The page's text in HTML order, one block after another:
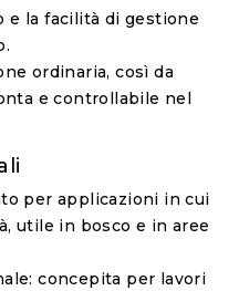
e la facilità di gestione
ordinaria, così da
e controllabile nel
per applicazioni in cui
utile in bosco e in aree
: concepita per lavori